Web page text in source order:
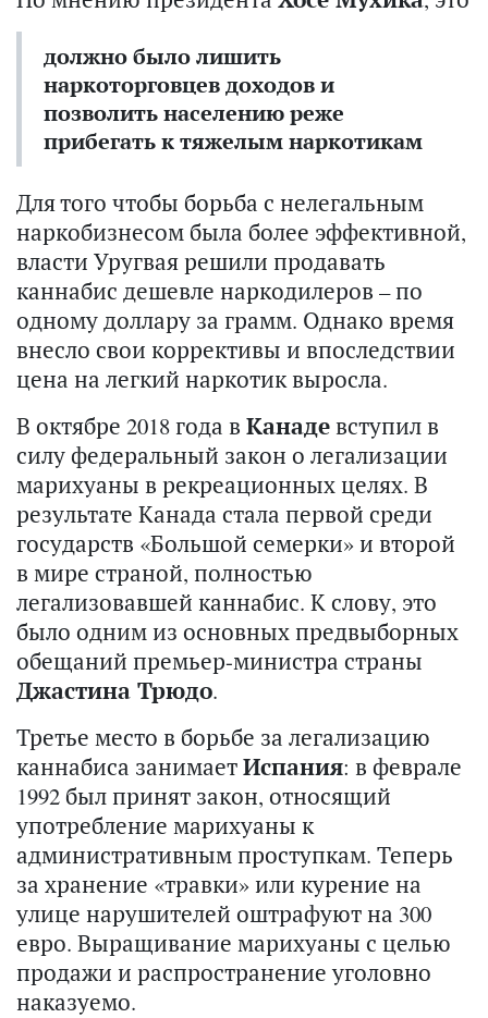
должно было лишить
наркоторговцев доходов и
позволить населению реже
прибегать к тяжелым наркотикам
Для того чтобы борьба с нелегальным
наркобизнесом была более эффективной,
власти Уругвая решили продавать
каннабис дешевле наркодилеров – по
одному доллару за грамм. Однако время
внесло свои коррективы и впоследствии
цена на легкий наркотик выросла.
В октябре 2018 года в Канадевступил в
силу федеральный закон о легализации
марихуаны в рекреационных целях. В
результате Канада стала первой среди
государств «Большой семерки» и второй
в мире страной, полностью
легализовавшей каннабис. К слову, это
было одним из основных предвыборных
обещаний премьер-министра страны
Джастина Трюдо.
Третье место в борьбе за легализацию
каннабиса занимаетИспания: в феврале
1992 был принят закон, относящий
употребление марихуаны к
административным проступкам. Теперь
за хранение «травки» или курение на
улице нарушителей оштрафуют на 300
евро. Выращивание марихуаны с целью
продажи и распространение уголовно
наказуемо.